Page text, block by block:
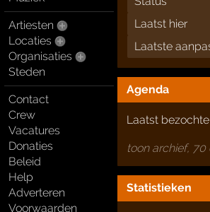
Artiesten
Locaties
Organisaties
Steden
Contact
Crew
Vacatures
Donaties
Beleid
Help
Adverteren
Voorwaarden
Laatst hier
Laatste
Agenda
Laatst
toon archief,
Statistieken